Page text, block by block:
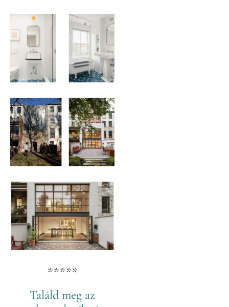
*****
Találd meg az